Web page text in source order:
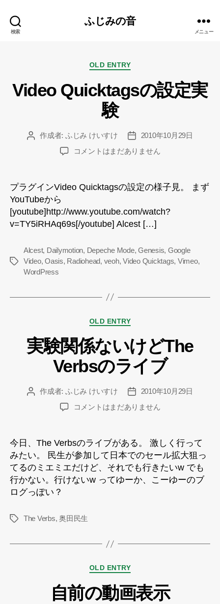
検索
ふじみの音
メニュー
カ
ゴ
リ
ー
OLD ENTRY
Video Quicktagsの設定実
験
投 作成者: ふじみ けいすけ
投
稿
日
2010年10月29日
Video
設
験
へ
コメントはまだありません
プラグインVideo Quicktagsの設定の様子見。 まず
YouTubeから
[youtube]http://www.youtube.com/watch?
v=TY5iRHAq69s[/youtube] Alcest […]
タ
Alcest, Dailymotion, Depeche Mode,Genesis, Google
Video,Oasis, Radiohead, veoh,Video Quicktags, Vimeo,
WordPress
カ
ゴ
リ
ー
OLD ENTRY
実験関係ないけどThe
Verbsのライブ
投 作成者: ふじみ けいすけ
投
稿
日
2010年10月29日
実
係
な
い
け
ど
の
ブ
コメントはまだありません
今日、The Verbsのライブがある。 激しく行って
みたい。 民生が参加して日本でのセール拡大狙っ
てるのミエミエだけど、それでも行きたいw でも
行かない。行けないw ってゆーか、こーゆーのブ
ログっぽい？
タ
The Verbs,奥田民生
カ
ゴ
リ
OLD ENTRY
自前の動画表示